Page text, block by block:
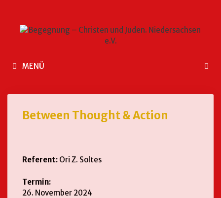
MENÜ
Between Thought & Action
Referent: Ori Z. Soltes
Termin:
26. November 2024